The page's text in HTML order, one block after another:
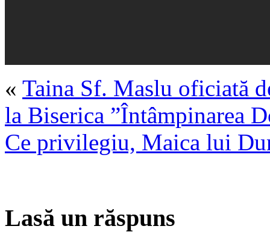
« Taina Sf. Maslu oficiată
la Biserica ”Întâmpinarea
Ce privilegiu, Maica lui
Lasă un răspuns